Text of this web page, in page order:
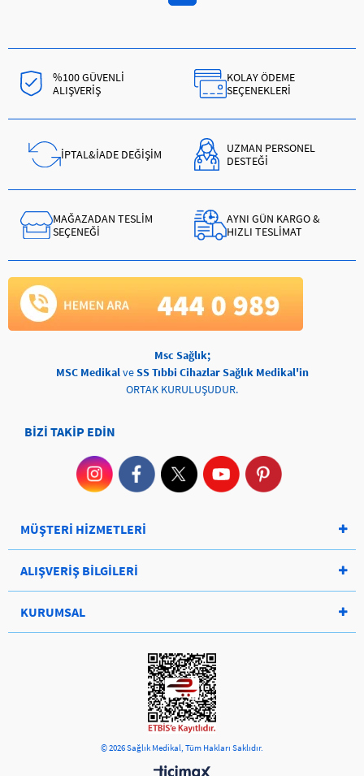
%100 GÜVENLİ
ALIŞVERİŞ
KOLAY ÖDEME
SEÇENEKLERİ
İPTAL&İADE DEĞİŞİM
UZMAN PERSONEL
DESTEĞİ
MAĞAZADAN TESLİM
SEÇENEĞİ
AYNI GÜN KARGO &
HIZLI TESLİMAT
Msc Sağlık;
MSC MedikalveSS Tıbbi Cihazlar Sağlık Medikal'in
ORTAK KURULUŞUDUR.
BİZİ TAKİP EDİN
MÜŞTERİ HİZMETLERİ
ALIŞVERİŞ BİLGİLERİ
KURUMSAL
© 2026 Sağlık Medikal, Tüm Hakları Saklıdır.